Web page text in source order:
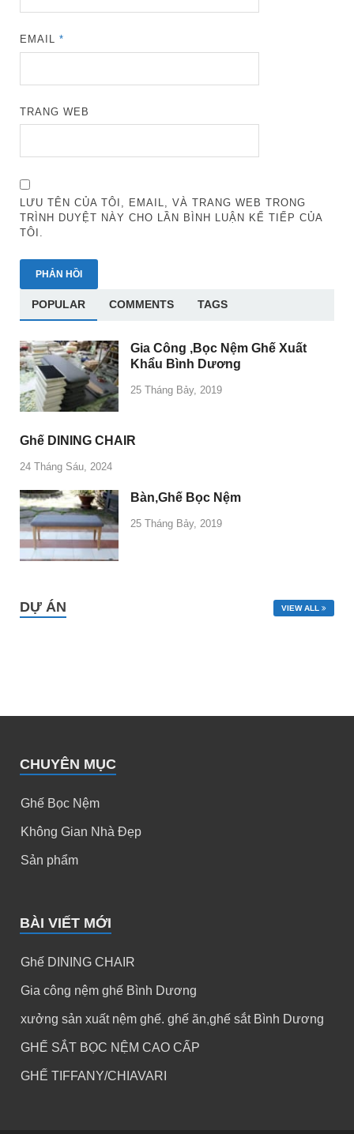
EMAIL*
TRANG WEB
LƯU TÊN CỦA TÔI, EMAIL, VÀ TRANG WEB TRONG
TRÌNH DUYỆT NÀY CHO LẦN BÌNH LUẬN KẾ TIẾP CỦA
TÔI.
POPULAR COMMENTS TAGS
Gia Công ,Bọc Nệm Ghế Xuất
Khẩu Bình Dương
25 Tháng Bảy, 2019
Ghế DINING CHAIR
24 Tháng Sáu, 2024
Bàn,Ghế Bọc Nệm
25 Tháng Bảy, 2019
DỰ ÁN VIEW ALL
CHUYÊN MỤC
Ghế Bọc Nệm
Không Gian Nhà Đẹp
Sản phẩm
BÀI VIẾT MỚI
Ghế DINING CHAIR
Gia công nệm ghế Bình Dương
xưởng sản xuất nệm ghế. ghế ăn,ghế sắt Bình Dương
GHẾ SẮT BỌC NỆM CAO CẤP
GHẾ TIFFANY/CHIAVARI